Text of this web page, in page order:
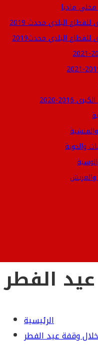
مادبا
البلدي محدث 2019
البلدي محدث2019
2020
والحوية
والعريش
الرئيسية